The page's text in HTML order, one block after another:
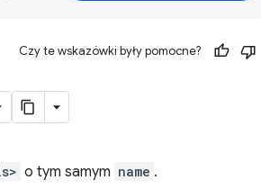
Czy te wskazówki były pomocne?
o tym samym name .